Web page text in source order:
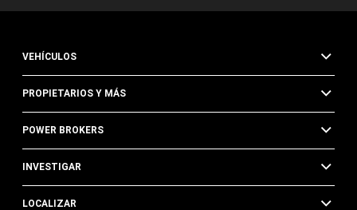
VEHÍCULOS
PROPIETARIOS Y MÁS
POWER BROKERS
INVESTIGAR
LOCALIZAR